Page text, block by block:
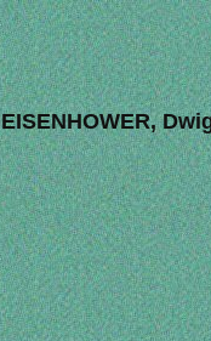
EISENHOWER,